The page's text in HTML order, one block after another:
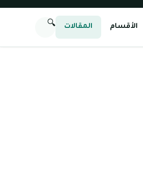
الأقسام المقالات 🔍